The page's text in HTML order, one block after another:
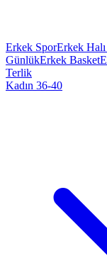
Erkek SporErkek Halı
GünlükErkek Basket
Terlik
Kadın 36-40